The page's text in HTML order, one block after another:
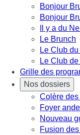
Bonjour
Bonjour
Il y a du
Le Brunch
Le Club
Le Club
Grille des
Nos dossiers
Colère
Foyer
Nouveau
Fusion